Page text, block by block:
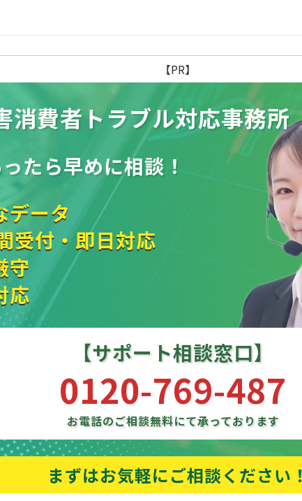
【PR】
消費者トラブル対応事務所
たら早めに相談！
ータ
受付・即日対応
守
応
【サポート相談窓口】
0120-769-487
お電話のご相談無料にて承っております
まずはお気軽にご相談ください！